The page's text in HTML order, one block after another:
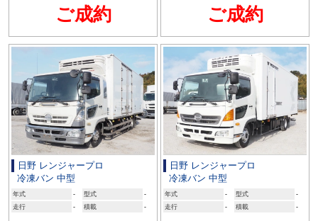
ご成約 ご成約
日野 レンジャープロ
冷凍バン 中型
年式 - 型式
-
走行
- 積載 -
日野 レンジャープロ
冷凍バン 中型
年式 - 型式
-
走行
- 積載 -